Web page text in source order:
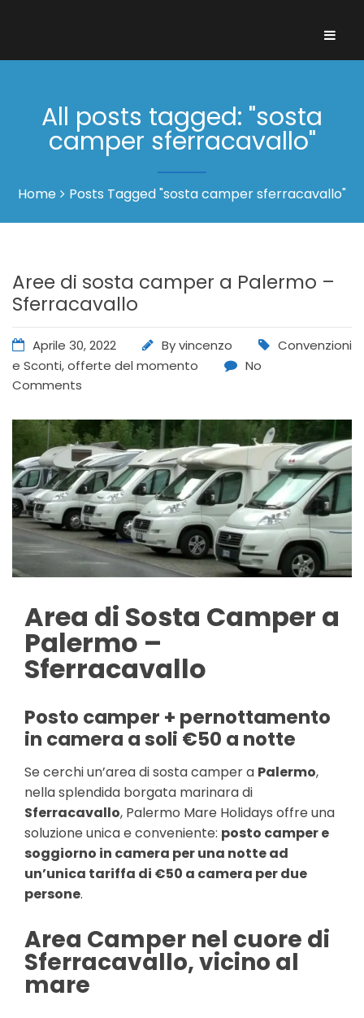
All posts tagged: "sosta
camper sferracavallo"
Home Posts Tagged "sosta camper sferracavallo"
Aree di sosta camper a Palermo –
Sferracavallo
Aprile 30, 2022 Byvincenzo
Convenzioni
e Sconti,offerte del momento
No
Comments
Area di Sosta Camper a
Palermo –
Sferracavallo
Posto camper + pernottamento
in camera a soli €50 a notte
Se cerchi un’area di sosta camper a Palermo,
nella splendida borgata marinara di
Sferracavallo, Palermo Mare Holidays offre una
soluzione unica e conveniente: posto camper e
soggiorno in camera per una notte ad
un’unica tariffa di €50 a camera per due
persone.
Area Camper nel cuore di
Sferracavallo, vicino al
mare